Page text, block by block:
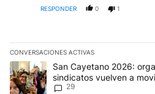
RESPONDER 0 1
CONVERSACIONES ACTIVAS
Este listado muestra los artículos
Un artículo de tendencia con el
San Cayetano 2026:
sindicatos vuelven a
reclamos al Gobierno
29